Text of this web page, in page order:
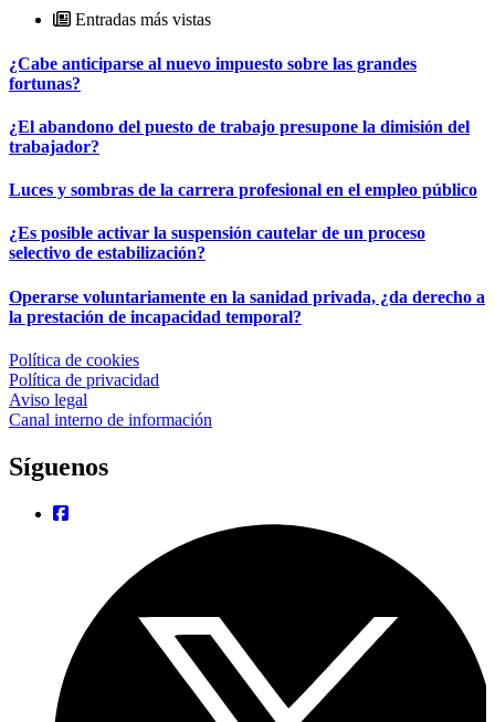
Entradas más vistas
¿Cabe anticiparse al nuevo impuesto sobre las grandes
fortunas?
¿El abandono del puesto de trabajo presupone la dimisión del
trabajador?
Luces y sombras de la carrera profesional en el empleo público
¿Es posible activar la suspensión cautelar de un proceso
selectivo de estabilización?
Operarse voluntariamente en la sanidad privada, ¿da derecho a
la prestación de incapacidad temporal?
Política de cookies
Política de privacidad
Aviso legal
Canal interno de información
Síguenos